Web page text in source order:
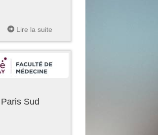
Lire la suite
Sud